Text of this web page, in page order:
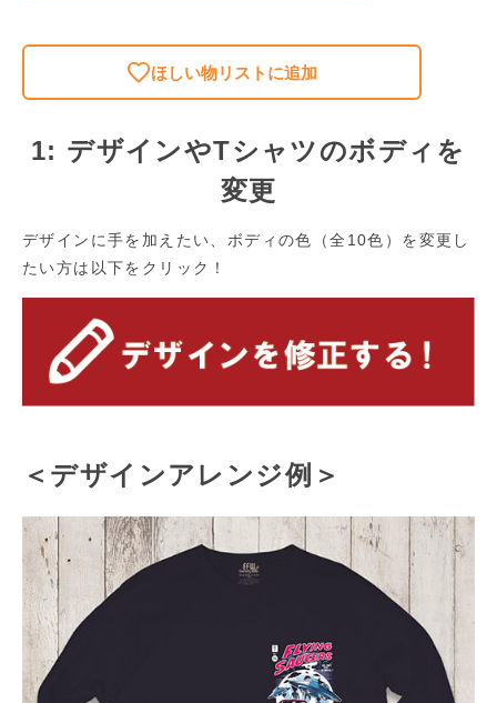
ほしい物リストに追加
1: デザインやTシャツのボディを
変更
デザインに手を加えたい、ボディの色（全10色）を変更し
たい方は以下をクリック！
＜デザインアレンジ例＞